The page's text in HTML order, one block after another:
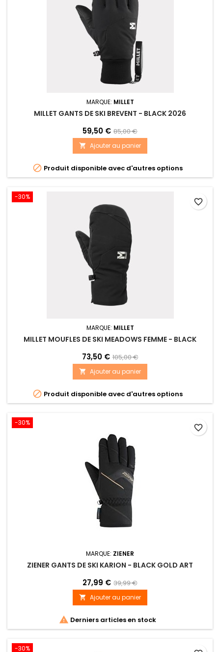
MARQUE: MILLET
MILLET GANTS DE SKI BREVENT - BLACK 2026
59,50 € 85,00 €
 Ajouter au panier
 Produit disponible avec d'autres options
-30%
MARQUE: MILLET
MILLET MOUFLES DE SKI MEADOWS FEMME - BLACK
73,50 € 105,00 €
 Ajouter au panier
 Produit disponible avec d'autres options
favorite_border
-30%
MARQUE: ZIENER
ZIENER GANTS DE SKI KARION - BLACK GOLD ART
27,99 € 39,99 €
 Ajouter au panier
 Derniers articles en stock
favorite_border
-30%